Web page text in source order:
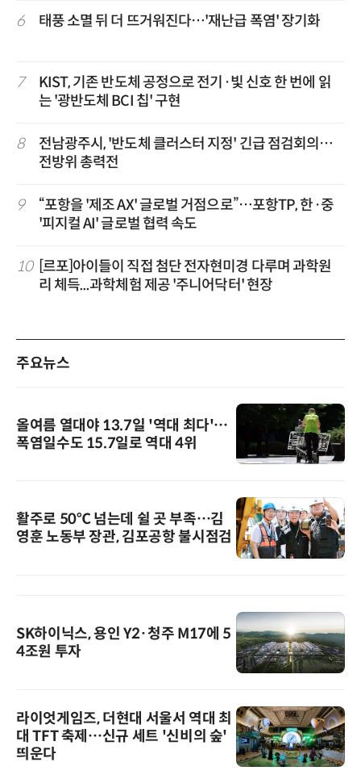
6 태풍 소멸 뒤 더 뜨거워진다…'재난급 폭염' 장기화
7
KIST, 기존 반도체 공정으로 전기·빛 신호 한 번에 읽
는 '광반도체 BCI 칩' 구현
8
전남광주시, '반도체 클러스터 지정' 긴급 점검회의…
전방위 총력전
9
“포항을 '제조 AX' 글로벌 거점으로”…포항TP, 한·중
'피지컬 AI' 글로벌 협력 속도
10
[르포]아이들이 직접 첨단 전자현미경 다루며 과학원
리 체득...과학체험 제공 '주니어닥터' 현장
주요뉴스
올여름 열대야 13.7일 '역대 최다'…
폭염일수도 15.7일로 역대 4위
활주로 50℃ 넘는데 쉴 곳 부족…김
영훈 노동부 장관, 김포공항 불시점검
SK하이닉스, 용인 Y2·청주 M17에 5
4조원 투자
라이엇게임즈, 더현대 서울서 역대 최
대 TFT 축제…신규 세트 '신비의 숲'
띄운다